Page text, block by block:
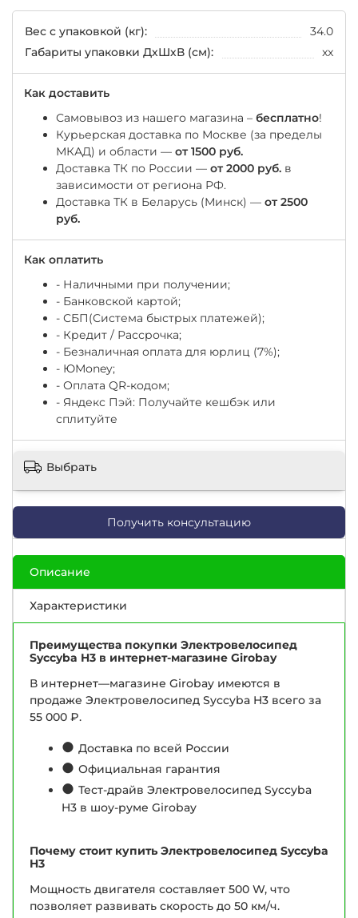
Вес с упаковкой (кг):
34.0
Габариты упаковки ДхШхВ (см):
xx
Как доставить
Самовывоз из нашего магазина – бесплатно!
Курьерская доставка по Москве (за пределы
МКАД) и области — от 1500 руб.
Доставка ТК по России — от 2000 руб. в
зависимости от региона РФ.
Доставка ТК в Беларусь (Минск) — от 2500
руб.
Как оплатить
- Наличными при получении;
- Банковской картой;
- СБП(Система быстрых платежей);
- Кредит / Рассрочка;
- Безналичная оплата для юрлиц (7%);
- ЮМоney;
- Оплата QR-кодом;
- Яндекс Пэй: Получайте кешбэк или
сплитуйте
Выбрать
Получить консультацию
Описание
Характеристики
Преимущества покупки Электровелосипед
Syccyba H3 в интернет-магазине Girobay
В интернет—магазине Girobay имеются в
продаже Электровелосипед Syccyba H3 всего за
55 000 ₽.
● Доставка по всей России
● Официальная гарантия
● Тест-драйв Электровелосипед Syccyba
H3 в шоу-руме Girobay
Почему стоит купить Электровелосипед Syccyba
H3
Мощность двигателя составляет 500 W, что
позволяет развивать скорость до 50 км/ч.